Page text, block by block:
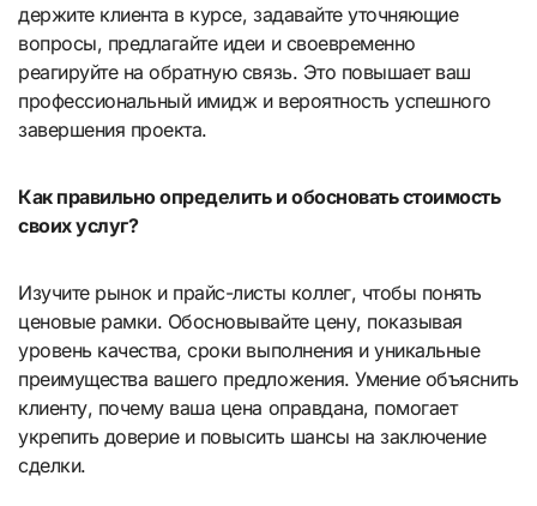
держите клиента в курсе, задавайте уточняющие
вопросы, предлагайте идеи и своевременно
реагируйте на обратную связь. Это повышает ваш
профессиональный имидж и вероятность успешного
завершения проекта.
Как правильно определить и обосновать стоимость
своих услуг?
Изучите рынок и прайс-листы коллег, чтобы понять
ценовые рамки. Обосновывайте цену, показывая
уровень качества, сроки выполнения и уникальные
преимущества вашего предложения. Умение объяснить
клиенту, почему ваша цена оправдана, помогает
укрепить доверие и повысить шансы на заключение
сделки.